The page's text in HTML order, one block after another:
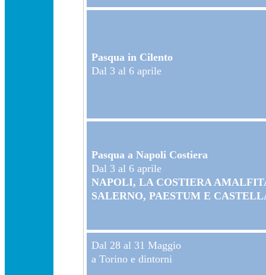
Pasqua in Cilento
Dal 3 al 6 aprile
Pasqua a Napoli Costiera
Dal 3 al 6 aprile
NAPOLI, LA COSTIERA
SALERNO, PAESTUM E
Dal 28 al 31 Maggio
a Torino e dintorni